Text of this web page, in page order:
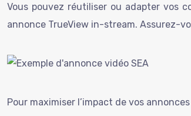
Vous pouvez réutiliser ou adapter vos
annonce TrueView in-stream. Assurez-
Pour maximiser l’impact de vos